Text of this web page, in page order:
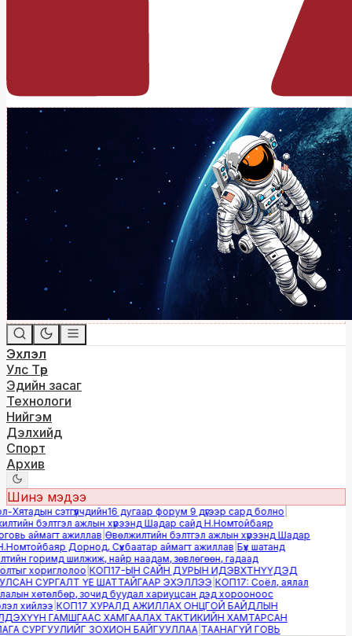
Эхлэл
Улс Төр
Эдийн засаг
Технологи
Нийгэм
Дэлхийд
Спорт
Архив
Шинэ мэдээ
сэтгүүлчдийн16 дугаар форум 9 дүгээр сард болно|
бэлтгэл ажлын хүрээнд Шадар сайд Н.Номтойбаяр
аймагт ажиллав|Өвөлжилтийн бэлтгэл ажлын хүрээнд Шадар
Дорнод, Сүхбаатар аймагт ажиллав|Бүх шатанд
горимд шилжиж, найр наадам, зөвлөгөөн, гадаад
хориглолоо|КОП17-ЫН САЙН ДУРЫН ИДЭВХТНҮҮДЭД
СУРГАЛТ ҮЕ ШАТТАЙГААР ЭХЭЛЛЭЭ|КОП17: Соёл, аялал
хөтөлбөр, зочид буудал хариуцсан дэд хорооноос
хийлээ|КОП17 ХУРАЛД АЖИЛЛАХ ОНЦГОЙ БАЙДЛЫН
ГАМШГААС ХАМГААЛАХ ТАКТИКИЙН ХАМТАРСАН
СУРГУУЛИЙГ ЗОХИОН БАЙГУУЛЛАА|ТААНАГҮЙ ГОВЬ